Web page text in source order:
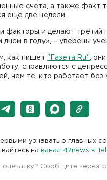
счета, а также факт
еще две недели.
факторы и делают третий
днем в году», – уверены
как пишет "Газета.Ru" ,
справляются с
чем те, кто работает без
узнавать о главных
на канал 47news в
опечатку? Сообщите через